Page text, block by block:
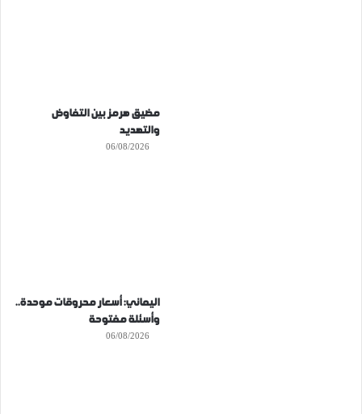
مضيق هرمز بين التفاوض
والتهديد
06/08/2026
اليماني: أسعار محروقات موحدة..
وأسئلة مفتوحة
06/08/2026